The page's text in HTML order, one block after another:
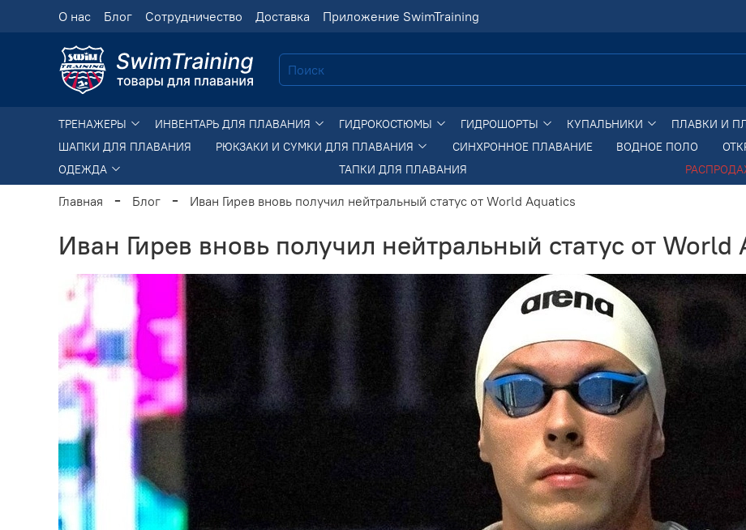
О нас Блог Сотрудничество Доставка Приложение SwimTraining
ТРЕНАЖЕРЫ ИНВЕНТАРЬ ДЛЯ ПЛАВАНИЯ ГИДРОКОСТЮМЫ ГИДРОШОРТЫ КУПАЛЬНИКИ ПЛАВКИ И
ШАПКИ ДЛЯ ПЛАВАНИЯ
РЮКЗАКИ И СУМКИ ДЛЯ ПЛАВАНИЯ СИНХРОННОЕ ПЛАВАНИЕ ВОДНОЕ ПОЛО
ОДЕЖДА
ТАПКИ ДЛЯ ПЛАВАНИЯ
Главная Блог Иван Гирев вновь получил нейтральный статус от World Aquatics
Иван Гирев вновь получил нейтральный статус от World